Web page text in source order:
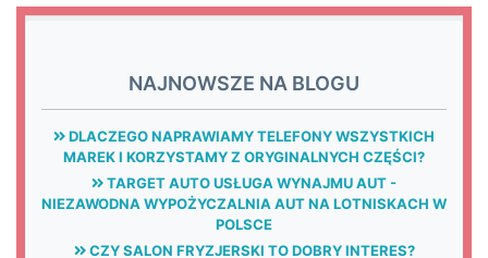
NAJNOWSZE NA BLOGU
DLACZEGO NAPRAWIAMY TELEFONY WSZYSTKICH
MAREK I KORZYSTAMY Z ORYGINALNYCH CZĘŚCI?
TARGET AUTO USŁUGA WYNAJMU AUT -
NIEZAWODNA WYPOŻYCZALNIA AUT NA LOTNISKACH W
POLSCE
CZY SALON FRYZJERSKI TO DOBRY INTERES?